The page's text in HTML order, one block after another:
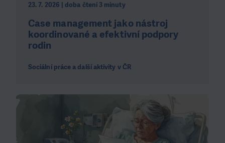
23. 7. 2026 | doba čtení 3 minuty
Case management jako nástroj
koordinované a efektivní podpory
rodin
Sociální práce a další aktivity v ČR